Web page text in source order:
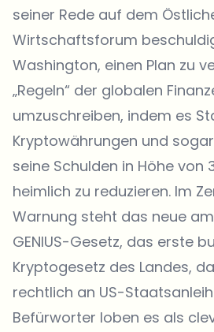
seiner Rede auf dem
Wirtschaftsforum
Washington, einen Plan zu
„Regeln“ der globalen
umzuschreiben, indem es
Kryptowährungen und
seine Schulden in Höhe von
heimlich zu reduzieren. Im
Warnung steht das neue
GENIUS-Gesetz, das erste
Kryptogesetz des Landes,
rechtlich an US-
Befürworter loben es als